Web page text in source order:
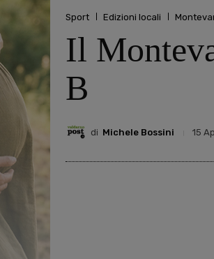
Sport Edizioni locali
Il
B
di Michele Bossini 15